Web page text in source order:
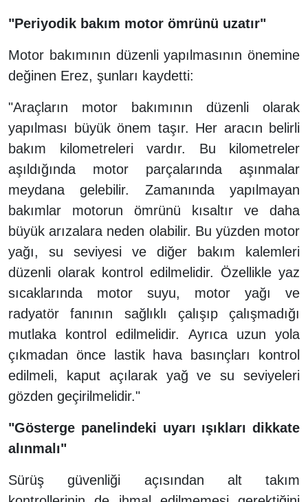
"Periyodik bakım motor ömrünü uzatır"
Motor bakımının düzenli yapılmasının önemine
değinen Erez, şunları kaydetti:
"Araçların motor bakımının düzenli olarak
yapılması büyük önem taşır. Her aracın belirli
bakım kilometreleri vardır. Bu kilometreler
aşıldığında motor parçalarında aşınmalar
meydana gelebilir. Zamanında yapılmayan
bakımlar motorun ömrünü kısaltır ve daha
büyük arızalara neden olabilir. Bu yüzden motor
yağı, su seviyesi ve diğer bakım kalemleri
düzenli olarak kontrol edilmelidir. Özellikle yaz
sıcaklarında motor suyu, motor yağı ve
radyatör fanının sağlıklı çalışıp çalışmadığı
mutlaka kontrol edilmelidir. Ayrıca uzun yola
çıkmadan önce lastik hava basınçları kontrol
edilmeli, kaput açılarak yağ ve su seviyeleri
gözden geçirilmelidir."
"Gösterge panelindeki uyarı ışıkları dikkate
alınmalı"
Sürüş güvenliği açısından alt takım